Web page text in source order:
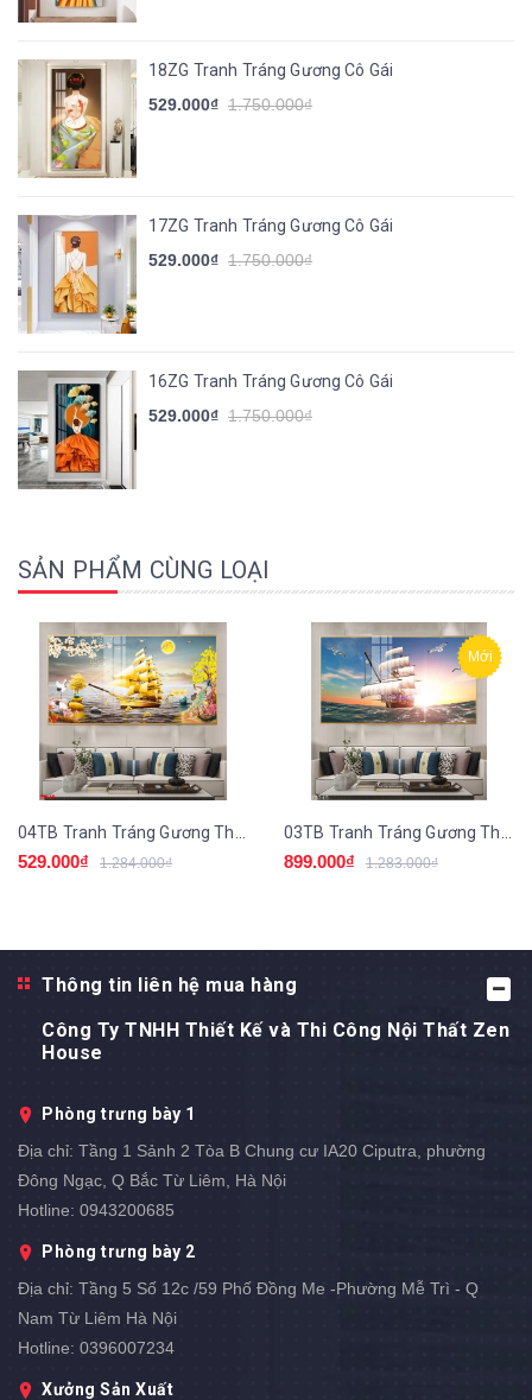
18ZG Tranh Tráng Gương Cô Gái
529.000₫ 1.750.000₫
17ZG Tranh Tráng Gương Cô Gái
529.000₫ 1.750.000₫
16ZG Tranh Tráng Gương Cô Gái
529.000₫ 1.750.000₫
SẢN PHẨM CÙNG LOẠI
529.000₫ 1.284.000₫
Mới
899.000₫ 1.283.000₫
Thông tin liên hệ mua hàng
Công Ty TNHH Thiết Kế và Thi Công Nội Thất Zen
House
Phòng trưng bày 1
Địa chỉ: Tầng 1 Sảnh 2 Tòa B Chung cư IA20 Ciputra, phường
Đông Ngạc, Q Bắc Từ Liêm, Hà Nội
Hotline: 0943200685
Phòng trưng bày 2
Địa chỉ: Tầng 5 Số 12c /59 Phố Đồng Me -Phường Mễ Trì - Q
Nam Từ Liêm Hà Nội
Hotline: 0396007234
Xưởng Sản Xuất